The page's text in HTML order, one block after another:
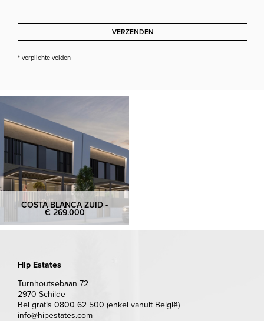
VERZENDEN
* verplichte velden
COSTA BLANCA ZUID -
€ 269.000
Hip Estates
Turnhoutsebaan 72
2970 Schilde
Bel gratis 0800 62 500 (enkel vanuit België)
info@hipestates.com